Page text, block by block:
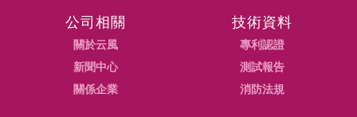
公司相關
關於云風
新聞中心
關係企業
技術資料
專利認證
測試報告
消防法規